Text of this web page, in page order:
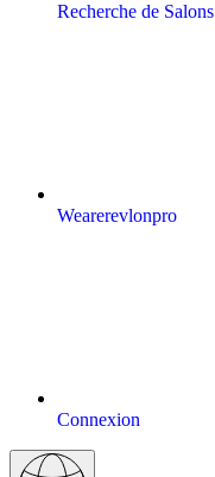
Recherche de Salons
Wearerevlonpro
Connexion